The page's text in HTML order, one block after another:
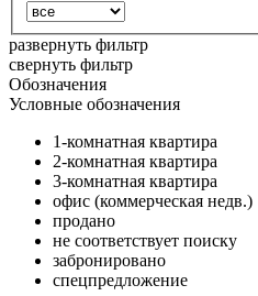
развернуть фильтр
свернуть фильтр
Обозначения
Условные обозначения
1-комнатная квартира
2-комнатная квартира
3-комнатная квартира
офис (коммерческая недв.)
продано
не соответствует поиску
забронировано
спецпредложение